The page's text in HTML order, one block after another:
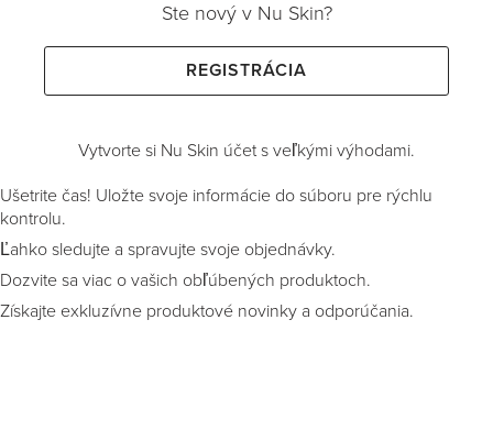
Ste nový v Nu Skin?
REGISTRÁCIA
Vytvorte si Nu Skin účet s veľkými výhodami.
Ušetrite čas! Uložte svoje informácie do súboru pre rýchlu
kontrolu.
Ľahko sledujte a spravujte svoje objednávky.
Dozvite sa viac o vašich obľúbených produktoch.
Získajte exkluzívne produktové novinky a odporúčania.